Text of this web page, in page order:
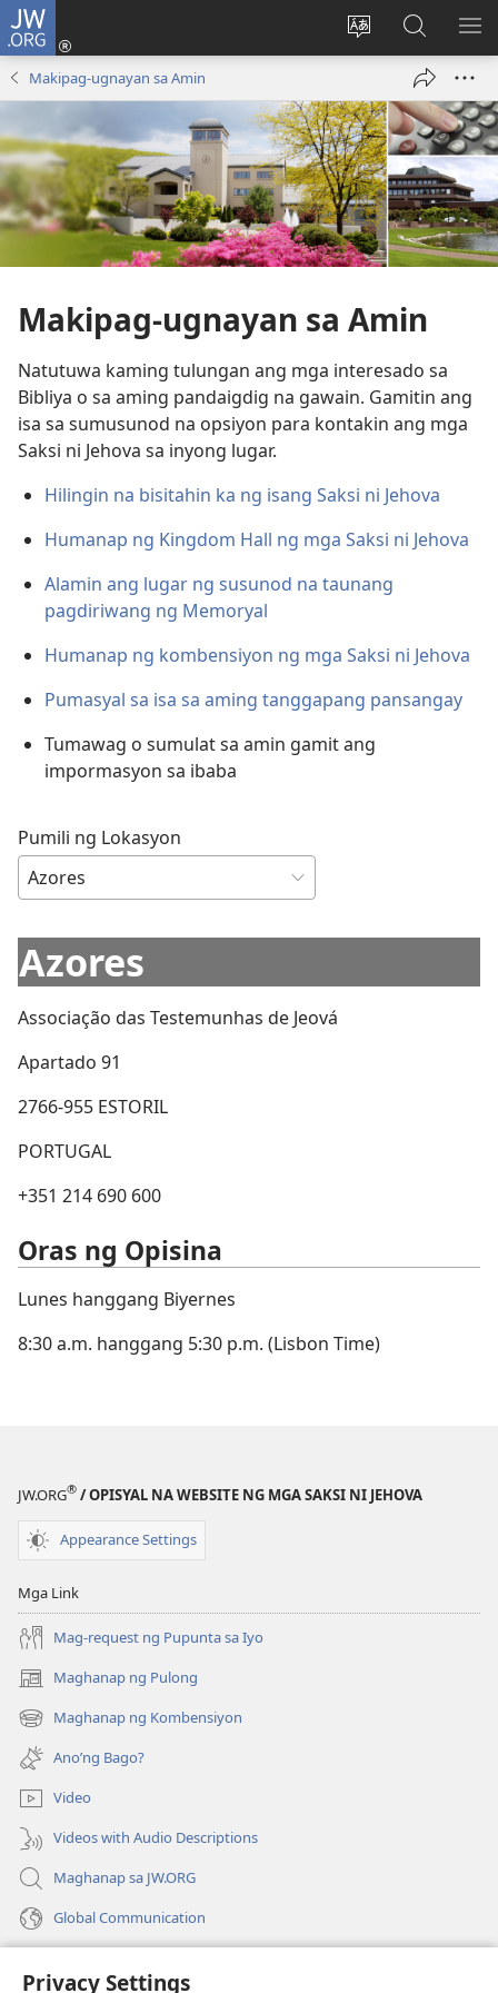
Privacy Settings
JW.ORG
Baguhin
ng
site
Mag-
log
bubukas
na
bagong
window)
sa
JW.ORG
Makipag-ugnayan sa Amin
Makipag-ugnayan sa Amin
Natutuwa kaming tulungan ang mga interesado sa
Bibliya o sa aming pandaigdig na gawain. Gamitin ang
isa sa sumusunod na opsiyon para kontakin ang mga
Saksi ni Jehova sa inyong lugar.
Hilingin na bisitahin ka ng isang Saksi ni Jehova
Humanap ng Kingdom Hall ng mga Saksi ni Jehova
Alamin ang lugar ng susunod na taunang
pagdiriwang ng Memoryal
Humanap ng kombensiyon ng mga Saksi ni Jehova
Pumasyal sa isa sa aming tanggapang pansangay
Tumawag o sumulat sa amin gamit ang
impormasyon sa ibaba
Pumili ng Lokasyon
Azores
Associação das Testemunhas de Jeová
Apartado 91
2766-​955 ESTORIL
PORTUGAL
+351 214 690 600
Oras ng Opisina
Lunes hanggang Biyernes
8:30 a.m. hanggang 5:30 p.m. (Lisbon Time)
JW.ORG® / OPISYAL NA WEBSITE NG MGA SAKSI NI JEHOVA
Appearance Settings
Mga Link
Mag-request ng Pupunta sa Iyo
Maghanap ng Pulong
(may
bubukas
na
bagong
window)
Maghanap ng Kombensiyon
(may
bubukas
na
bagong
window)
Ano’ng Bago?
Video
Videos with Audio Descriptions
Maghanap sa JW.ORG
Global Communication